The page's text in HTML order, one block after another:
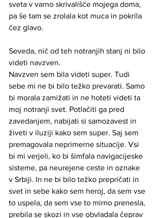
sveta v varno skrivališče mojega doma,
pa še tam se zrolala kot muca in pokrila
čez glavo.
Seveda, nič od teh notranjih stanj ni bilo
videti navzven.
Navzven sem bila videti super. Tudi
sebe mi ne bi bilo težko prevarati. Samo
bi morala zamižati in ne hoteti videti ta
moj notranji svet. Potlačiti ga pred
zavedanjem, nabijati si samozavest in
živeti v iluziji kako sem super. Saj sem
premagovala neprimerne situacije. Vsi
bi mi verjeli, ko bi šimfala navigacijeske
sisteme, pa neurejene ceste in oznake
v Srbiji. In ne bi bilo težko prepričati in
svet in sebe kako sem heroj, da sem vse
to uspela, da sem vse to mirno prenesla,
prebila se skozi in vse obvladala čeprav